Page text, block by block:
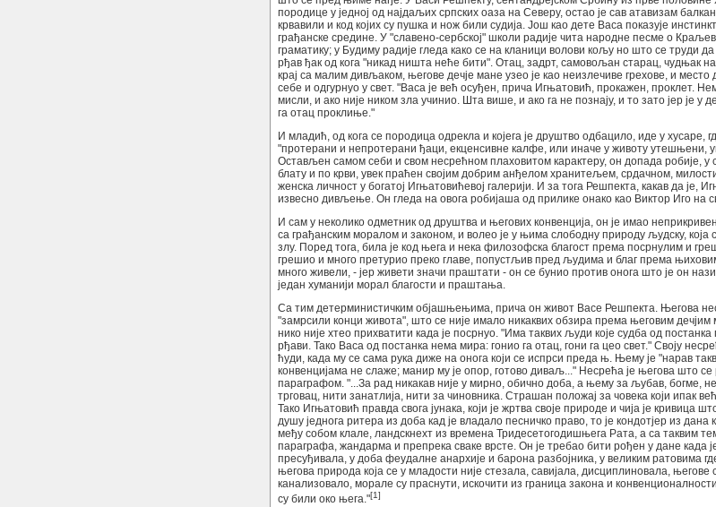
породице у једној од најдаљих српских оаза на Северу, остао је сав атавизам
крвавили и код којих су пушка и нож били судија. Још као дете Васа показује
грађанске средине. У "славено-сербској" школи радије чита народне песме о
граматику; у Будиму радије гледа како се на кланици волови кољу но што се труди
рђав ђак од кога "никад ништа неће бити". Отац, задрт, самовољан старац, чудњак на
крај са малим дивљаком, његове дечје мане узео је као неизлечиве грехове, и место
себе и одгурнуо у свет. "Васа је већ осуђен, прича Игњатовић, прокажен, проклет.
мисли, и ако није ником зла учинио. Шта више, и ако га не познају, и то зато јер је у
га отац проклиње."
И младић, од кога се породица одрекла и којега је друштво одбацило, иде у хусаре,
"протерани и непротерани ђаци, екценсивне калфе, или иначе у животу
Остављен самом себи и свом несрећном плаховитом карактеру, он допада робије, у
блату и по крви, увек праћен својим добрим анђелом хранитељем, срдачном,
женска личност у богатој Игњатовићевој галерији. И за тога Решпекта, какав да је,
извесно дивљење. Он гледа на овога робијаша од прилике онако као Виктор Иго на
И сам у неколико одметник од друштва и његових конвенција, он је имао
са грађанским моралом и законом, и волео је у њима слободну природу људску, која
злу. Поред тога, била је код њега и нека филозофска благост према посрнулим и
грешио и много претурио преко главе, попустљив пред људима и благ према
много живели, - јер живети значи праштати - он се бунио против онога што је он
један хуманији морал благости и праштања.
Са тим детерминистичким објашњењима, прича он живот Васе Решпекта. Његова
"замрсили конци живота", што се није имало никаквих обзира према његовим
нико није хтео прихватити када је посрнуо. "Има таквих људи које судба од
рђави. Тако Васа од постанка нема мира: гонио га отац, гони га цео свет." Своју
ћуди, када му се сама рука диже на онога који се испрси преда њ. Њему је "нарав
конвенцијама не слаже; манир му је опор, готово диваљ..." Несрећа је његова што
параграфом. "...За рад никакав није у мирно, обично доба, а њему за љубав, богме,
трговац, нити занатлија, нити за чиновника. Страшан положај за човека који ипак
Тако Игњатовић правда свога јунака, који је жртва своје природе и чија је кривица
душу једнога ритера из доба кад је владало песничко право, то је кондотјер из дана
међу собом клале, ландскнехт из времена Тридесетогодишњега Рата, а са таквим
параграфа, жандарма и препрека сваке врсте. Он је требао бити рођен у дане када
пресуђивала, у доба феудалне анархије и барона разбојника, у великим ратовима
његова природа која се у младости није стезала, савијала, дисциплиновала, његове
канализовало, морале су праснути, искочити из граница закона и
су били око њега."[1]